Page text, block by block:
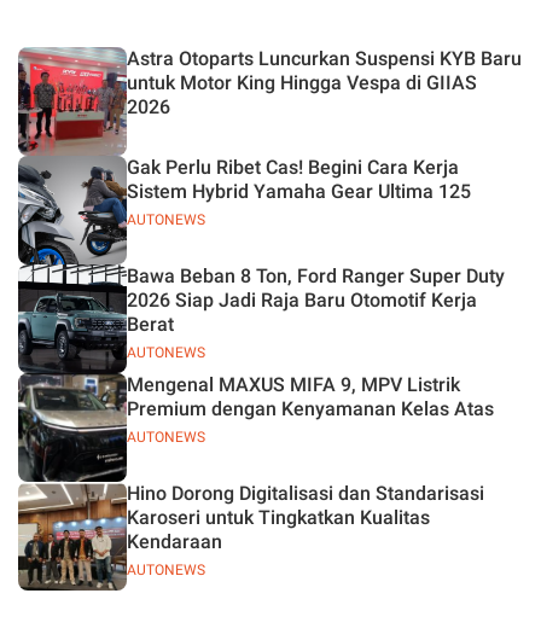
Astra Otoparts Luncurkan Suspensi KYB Baru
untuk Motor King Hingga Vespa di GIIAS
2026
AUTONEWS
Gak Perlu Ribet Cas! Begini Cara Kerja
Sistem Hybrid Yamaha Gear Ultima 125
AUTONEWS
Bawa Beban 8 Ton, Ford Ranger Super Duty
2026 Siap Jadi Raja Baru Otomotif Kerja
Berat
AUTONEWS
Mengenal MAXUS MIFA 9, MPV Listrik
Premium dengan Kenyamanan Kelas Atas
AUTONEWS
Hino Dorong Digitalisasi dan Standarisasi
Karoseri untuk Tingkatkan Kualitas
Kendaraan